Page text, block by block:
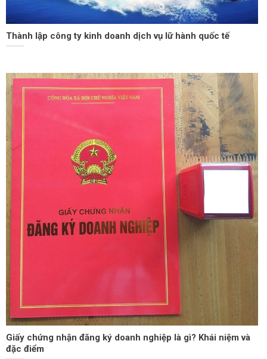
Thành lập công ty kinh doanh dịch vụ lữ hành quốc tế
Giấy chứng nhận đăng ký doanh nghiệp là gì? Khái niệm và
đặc điểm